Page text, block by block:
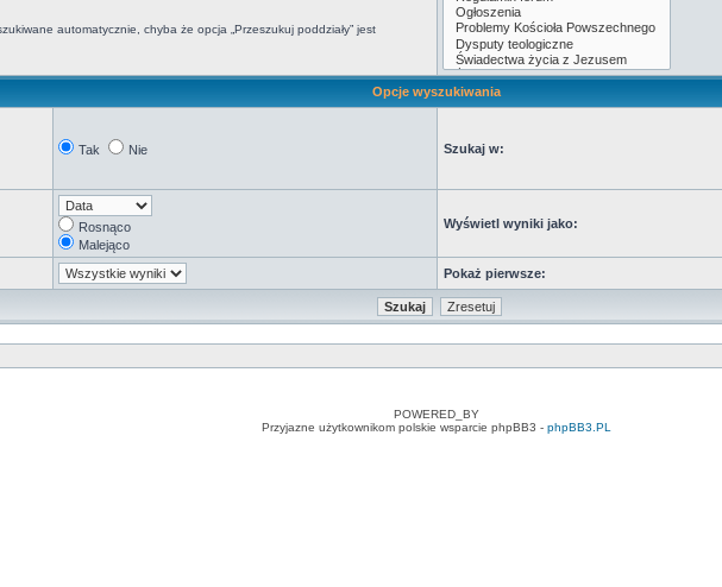
automatycznie, chyba że opcja „Przeszukuj poddziały” jest
Opcje wyszukiwania
Tak Nie Szukaj w:
Rosnąco
Malejąco
Wyświetl wyniki jako:
Pokaż pierwsze:
POWERED_BY
Przyjazne użytkownikom polskie wsparcie phpBB3 - phpBB3.PL